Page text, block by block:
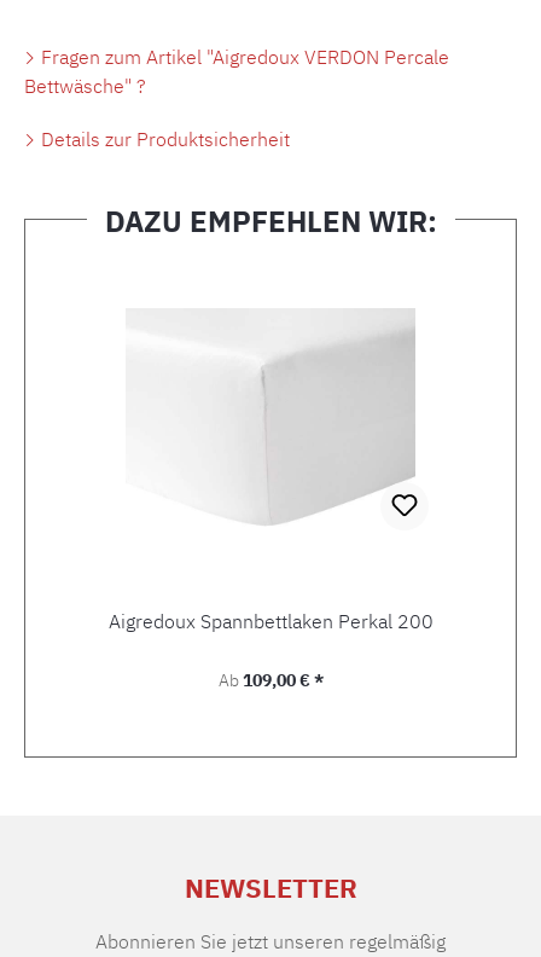
Fragen zum Artikel "Aigredoux VERDON Percale
Bettwäsche" ?
Details zur Produktsicherheit
DAZU EMPFEHLEN WIR:
Aigredoux Spannbettlaken Perkal 200
Regulärer Preis:
Ab109,00 € *
NEWSLETTER
Abonnieren Sie jetzt unseren regelmäßig